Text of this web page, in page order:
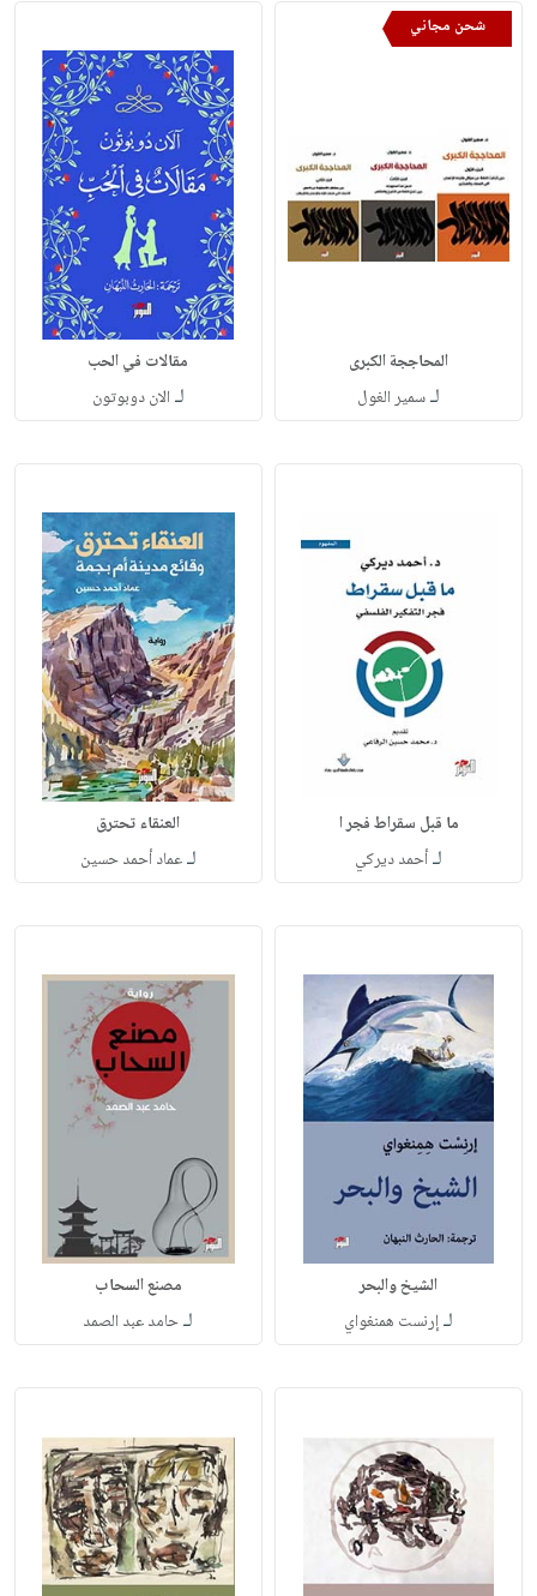
شحن مجاني
المحاججة الكبرى
لـسمير الغول
مقالات في الحب
لـ الان دوبوتون
ما قبل سقراط فجر ا
لـأحمد ديركي
العنقاء تحترق
لـعماد أحمد حسين
الشيخ والبحر
لـإرنست همنغواي
مصنع السحاب
لـحامد عبد الصمد